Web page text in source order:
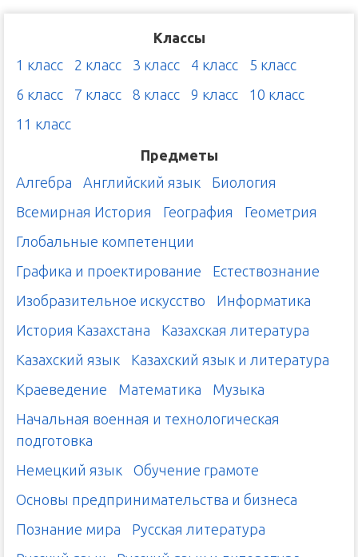
Классы
1 класс
2 класс 3 класс 4 класс
5 класс
6 класс
7 класс 8 класс 9 класс
10 класс
11 класс
Предметы
Алгебра
Английский язык
Биология
Всемирная История
География
Геометрия
Глобальные компетенции
Графика и проектирование
Естествознание
Изобразительное искусство
Информатика
История Казахстана
Казахская литература
Казахский язык
Казахский язык и литература
Краеведение
Математика
Музыка
Начальная военная и технологическая
подготовка
Немецкий язык
Обучение грамоте
Основы предпринимательства и бизнеса
Познание мира
Русская литература